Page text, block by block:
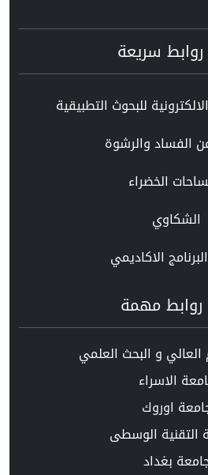
روابط سريعة
للبحوث التطبيقية
عن الفساد والرشوة
الخضراء
الشكاوي
الاكاديمي
روابط مهمة
العالي و البحث العلمي
الاسراء
اوروك
التقنية الوسطى
بغداد